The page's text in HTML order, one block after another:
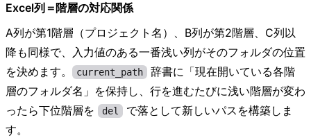
Excel列＝階層の対応関係
A列が第1階層（プロジェクト名）、B列が第2階層、C列以
降も同様で、入力値のある一番浅い列がそのフォルダの位置
を決めます。
current_path
辞書に「現在開いている各階
層のフォルダ名」を保持し、行を進むたびに浅い階層が変わ
ったら下位階層を
del
で落として新しいパスを構築しま
す。